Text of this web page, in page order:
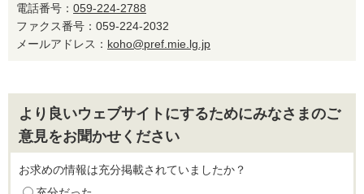
電話番号： 059-224-2788
ファクス番号：059-224-2032
メールアドレス： koho@pref.mie.lg.jp
より良いウェブサイトにするためにみなさまのご
意見をお聞かせください
お求めの情報は充分掲載されていましたか？